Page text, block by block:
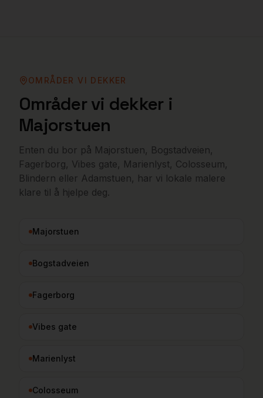
OMRÅDER VI DEKKER
Områder vi dekker i
Majorstuen
Enten du bor på Majorstuen, Bogstadveien,
Fagerborg, Vibes gate, Marienlyst, Colosseum,
Blindern eller Adamstuen, har vi lokale malere
klare til å hjelpe deg.
Majorstuen
Bogstadveien
Fagerborg
Vibes gate
Marienlyst
Colosseum